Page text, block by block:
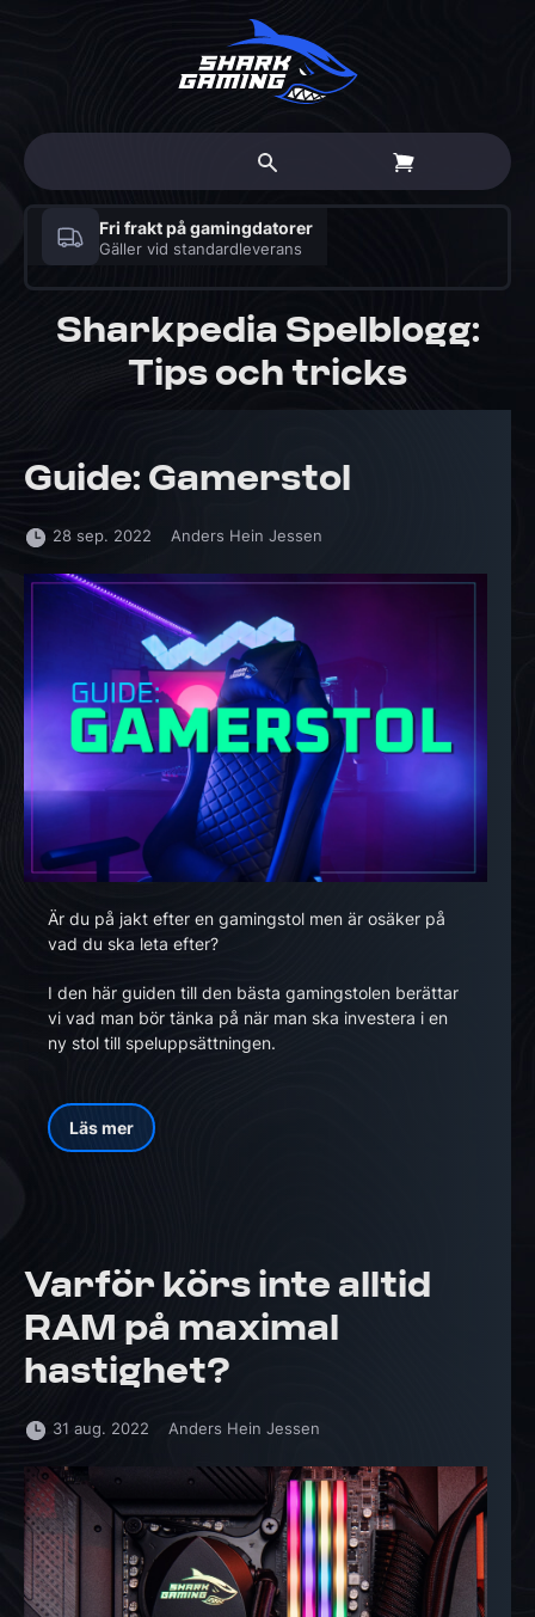
Fri frakt på gamingdatorer
Gäller vid standardleverans
Sharkpedia Spelblogg:
Tips och tricks
Guide: Gamerstol
28 sep. 2022 Anders Hein Jessen
Är du på jakt efter en gamingstol men är osäker på
vad du ska leta efter?
I den här guiden till den bästa gamingstolen berättar
vi vad man bör tänka på när man ska investera i en
ny stol till speluppsättningen.
Läs mer
Varför körs inte alltid
RAM på maximal
hastighet?
31 aug. 2022 Anders Hein Jessen